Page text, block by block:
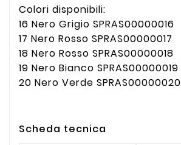
Colori disponibili:
16 Nero Grigio SPRAS00000016
17 Nero Rosso SPRAS00000017
18 Nero Rosso SPRAS00000018
19 Nero Bianco SPRAS00000019
20 Nero Verde SPRAS00000020
Scheda tecnica